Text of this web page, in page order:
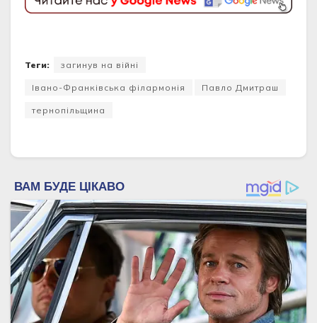
Теги: загинув на війні
Івано-Франківська філармонія Павло Дмитраш
тернопільщина